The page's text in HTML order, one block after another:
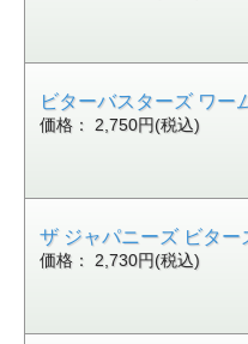
ビターバスターズ ワー
価格： 2,750円(税込)
ザ ジャパニーズ ビタ
価格： 2,730円(税込)